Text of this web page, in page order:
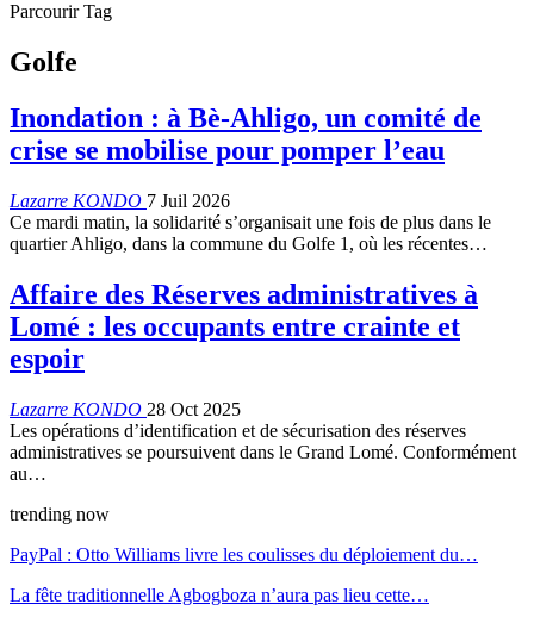
Parcourir Tag
Golfe
Inondation : à Bè-Ahligo, un comité de
crise se mobilise pour pomper l’eau
Lazarre KONDO 7 Juil 2026
Ce mardi matin, la solidarité s’organisait une fois de plus dans le
quartier Ahligo, dans la commune du Golfe 1, où les récentes…
Affaire des Réserves administratives à
Lomé : les occupants entre crainte et
espoir
Lazarre KONDO 28 Oct 2025
Les opérations d’identification et de sécurisation des réserves
administratives se poursuivent dans le Grand Lomé. Conformément
au…
trending now
PayPal : Otto Williams livre les coulisses du déploiement du…
La fête traditionnelle Agbogboza n’aura pas lieu cette…